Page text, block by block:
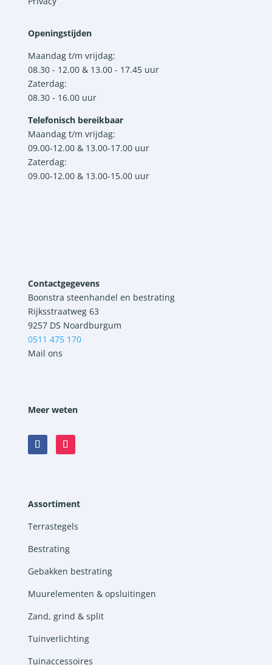
Openingstijden
Maandag t/m vrijdag:
08.30 - 12.00 & 13.00 - 17.45 uur
Zaterdag:
08.30 - 16.00 uur
Telefonisch bereikbaar
Maandag t/m vrijdag:
09.00-12.00 & 13.00-17.00 uur
Zaterdag:
09.00-12.00 & 13.00-15.00 uur
Contactgegevens
Boonstra steenhandel en bestrating
Rijksstraatweg 63
9257 DS Noardburgum
0511 475 170
Mail ons
Meer weten
Assortiment
Terrastegels
Bestrating
Gebakken bestrating
Muurelementen & opsluitingen
Zand, grind & split
Tuinverlichting
Tuinaccessoires